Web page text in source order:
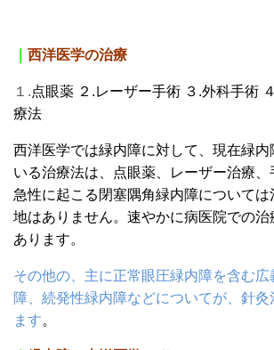
西洋医学の治療
１.点眼薬 ２.レーザー手術 ３.外科手術
療法
西洋医学では緑内障に対して、現在緑内
いる治療法は、点眼薬、レーザー治療、
急性に起こる閉塞隅角緑内障について
地はありません。速やかに病医院での
あります。
その他の、主に正常眼圧緑内障を含む
障、続発性緑内障などについてが、針灸
ます。